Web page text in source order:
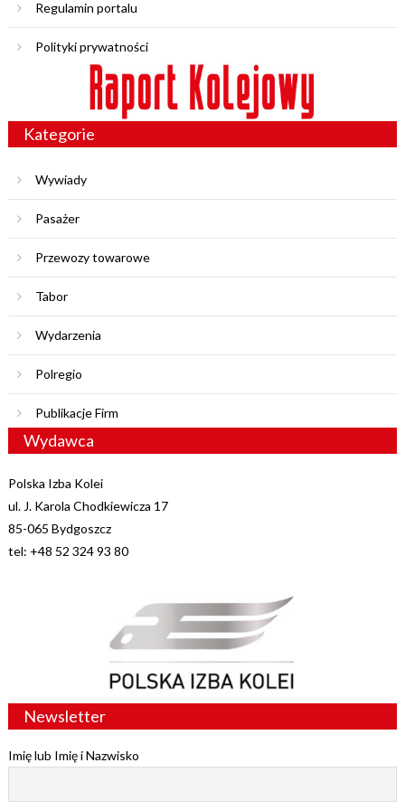
Regulamin portalu
Polityki prywatności
Kategorie
Wywiady
Pasażer
Przewozy towarowe
Tabor
Wydarzenia
Polregio
Publikacje Firm
Wydawca
Polska Izba Kolei
ul. J. Karola Chodkiewicza 17
85-065 Bydgoszcz
tel: +48 52 324 93 80
Newsletter
Imię lub Imię i Nazwisko